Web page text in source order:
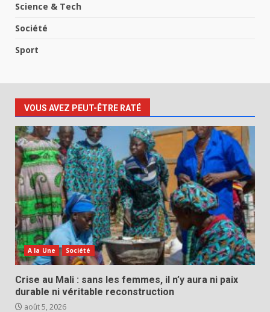
Science & Tech
Société
Sport
VOUS AVEZ PEUT-ÊTRE RATÉ
A la Une Société
Crise au Mali : sans les femmes, il n’y aura ni paix
durable ni véritable reconstruction
août 5, 2026